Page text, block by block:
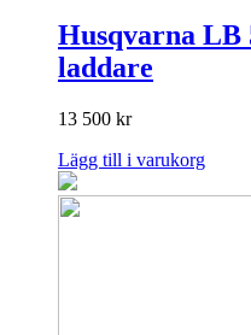
Husqvarna LB
laddare
13 500 kr
Lägg till i varukorg